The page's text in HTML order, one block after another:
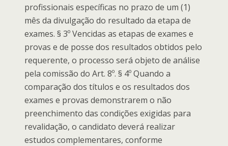
profissionais específicas no prazo de um (1)
mês da divulgação do resultado da etapa de
exames. § 3º Vencidas as etapas de exames e
provas e de posse dos resultados obtidos pelo
requerente, o processo será objeto de análise
pela comissão do Art. 8º. § 4º Quando a
comparação dos títulos e os resultados dos
exames e provas demonstrarem o não
preenchimento das condições exigidas para
revalidação, o candidato deverá realizar
estudos complementares, conforme